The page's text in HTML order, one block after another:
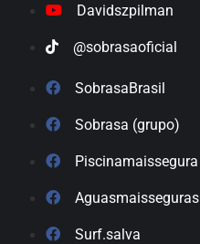
Davidszpilman
@sobrasaoficial
SobrasaBrasil
Sobrasa (grupo)
Piscinamaissegura
Aguasmaisseguras
Surf.salva